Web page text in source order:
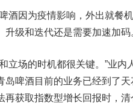
因为疫情影响，外出就餐
升级和迭代还是需要加速加码
场的时机都很关键。”业内
岛啤酒目前的业务已经到了
再获取指数型增长回报时，